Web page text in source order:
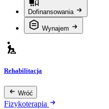
Dofinansowania
Wynajem
Rehabilitacja
Wróć
Fizykoterapia